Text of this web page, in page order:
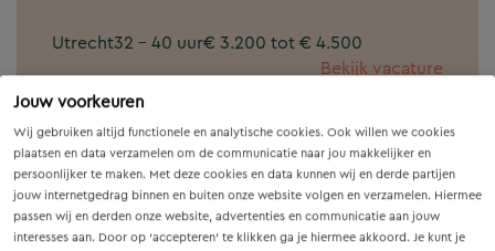
Jouw voorkeuren
Wij gebruiken altijd functionele en analytische cookies. Ook willen we cookies
plaatsen en data verzamelen om de communicatie naar jou makkelijker en
persoonlijker te maken. Met deze cookies en data kunnen wij en derde partijen
jouw internetgedrag binnen en buiten onze website volgen en verzamelen. Hiermee
passen wij en derden onze website, advertenties en communicatie aan jouw
interesses aan. Door op ‘accepteren’ te klikken ga je hiermee akkoord. Je kunt je
Utrecht32 - 40 uur€ 3.200 tot € 4.500
Bekijk vacature
Afdelingsmanager Archeologie,
Bodem en Ecologie